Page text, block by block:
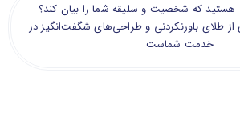
که شخصیت و سلیقه شما را بیان کند؟
از طلای باورنکردنی و طراحی‌های شگفت‌انگیز در
خدمت شماست